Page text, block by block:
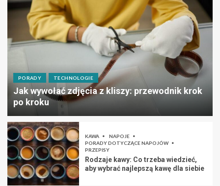
PORADY TECHNOLOGIE
Jak wywołać zdjęcia z kliszy: przewodnik krok
po kroku
KAWA
NAPOJE
PORADY DOTYCZĄCE NAPOJÓW
PRZEPISY
Rodzaje kawy: Co trzeba wiedzieć,
aby wybrać najlepszą kawę dla siebie